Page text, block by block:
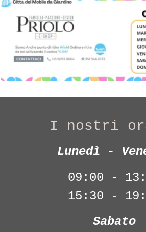
I nostri
Lunedì -
09:00 -
15:30 -
Sabato